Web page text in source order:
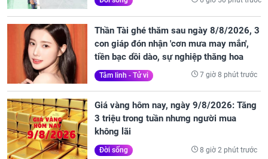
Thần Tài ghé thăm sau ngày 8/8/2026, 3
con giáp đón nhận 'cơn mưa may mắn',
tiền bạc dồi dào, sự nghiệp thăng hoa
Tâm linh - Tử vi 7 giờ 8 phút trước
Giá vàng hôm nay, ngày 9/8/2026: Tăng
3 triệu trong tuần nhưng người mua
không lãi
Đời sống 8 giờ 2 phút trước